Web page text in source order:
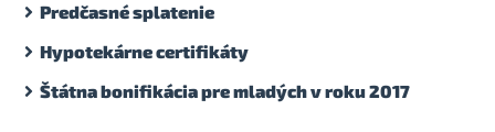
Predčasné splatenie
Hypotekárne certifikáty
Štátna bonifikácia pre mladých v roku 2017